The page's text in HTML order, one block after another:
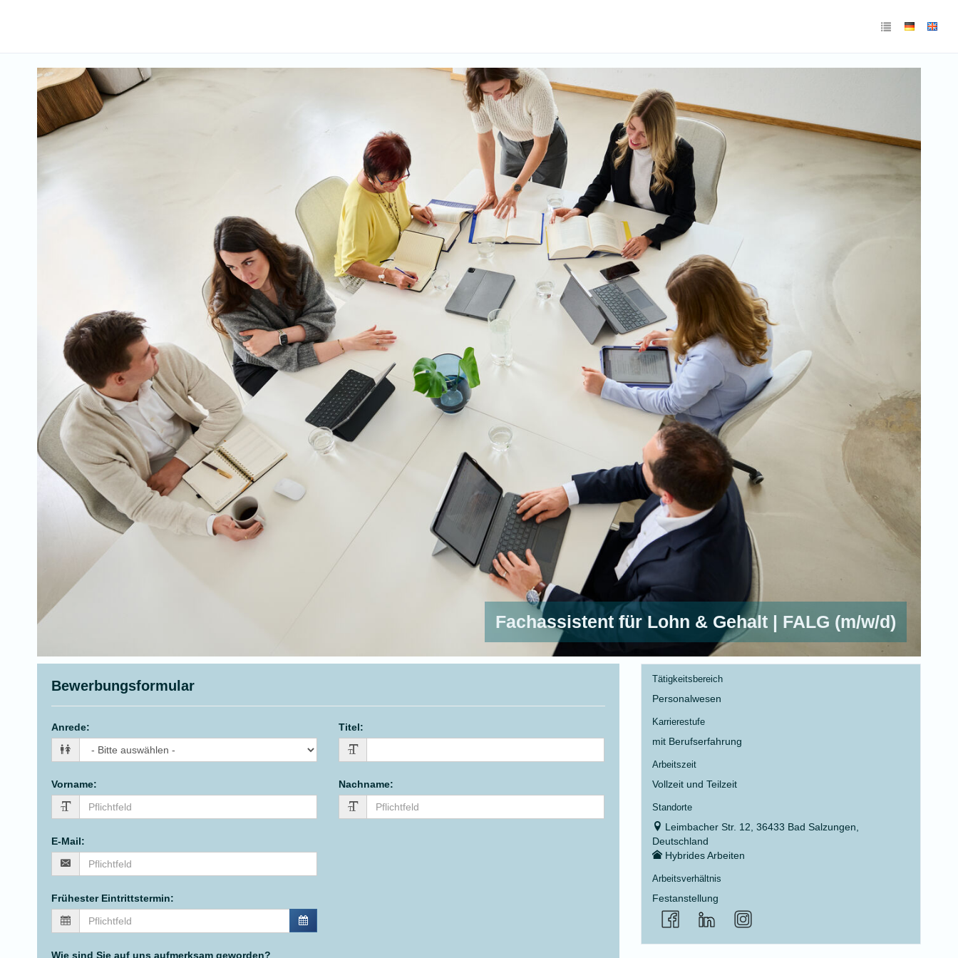
Fachassistent für Lohn & Gehalt | FALG (m/w/d)
Bewerbungsformular
Anrede: Titel:
Vorname: Nachname:
E-Mail:
Frühester Eintrittstermin:
Wie sind Sie auf uns aufmerksam geworden?
Tätigkeitsbereich
Personalwesen
Karrierestufe
mit Berufserfahrung
Arbeitszeit
Vollzeit und Teilzeit
Standorte
Leimbacher Str. 12, 36433 Bad Salzungen,
Deutschland
Hybrides Arbeiten
Arbeitsverhältnis
Festanstellung